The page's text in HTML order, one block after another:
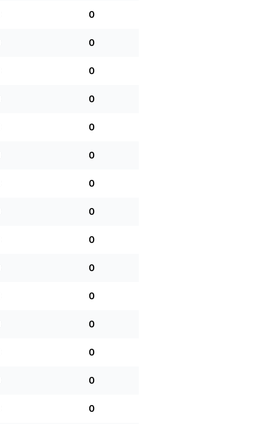
0
0
0
0
0
0
0
0
0
0
0
0
0
0
0